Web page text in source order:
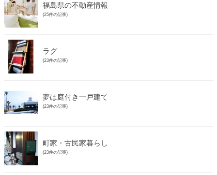
福島県の不動産情報
(25件の記事)
ラグ
(23件の記事)
夢は庭付き一戸建て
(23件の記事)
町家・古民家暮らし
(23件の記事)